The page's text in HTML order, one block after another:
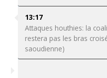
13:17
Attaques houthies: la
restera pas les bras
saoudienne)